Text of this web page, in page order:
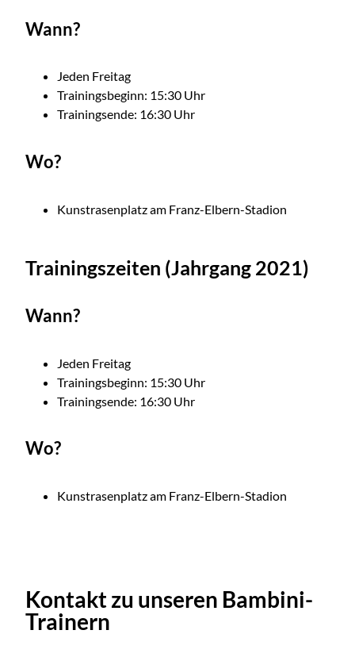
Wann?
Jeden Freitag
Trainingsbeginn: 15:30 Uhr
Trainingsende: 16:30 Uhr
Wo?
Kunstrasenplatz am Franz-Elbern-Stadion
Trainingszeiten (Jahrgang 2021)
Wann?
Jeden Freitag
Trainingsbeginn: 15:30 Uhr
Trainingsende: 16:30 Uhr
Wo?
Kunstrasenplatz am Franz-Elbern-Stadion
Kontakt zu unseren Bambini-
Trainern